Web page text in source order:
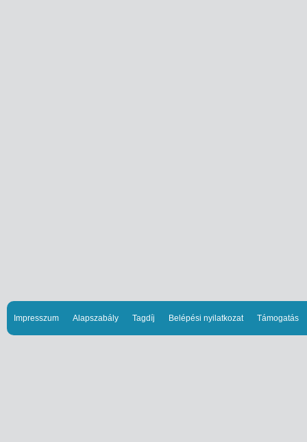
Impresszum Alapszabály Tagdíj Belépési nyilatkozat Támogatás